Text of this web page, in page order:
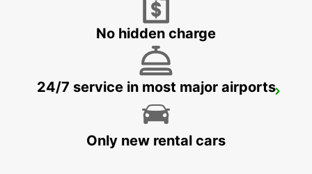
OUARZAZATE - MOROCCO
ESSAOUIRA AIRPORT
ESSAOUIRA - MOROCCO
No hidden charge
24/7 service in most major airports
Only new rental cars